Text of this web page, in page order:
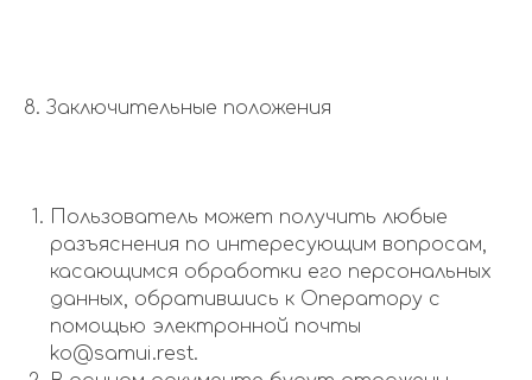
8. Заключительные положения
Пользователь может получить любые
разъяснения по интересующим вопросам,
касающимся обработки его персональных
данных, обратившись к Оператору с
помощью электронной почты
ko@samui.rest.